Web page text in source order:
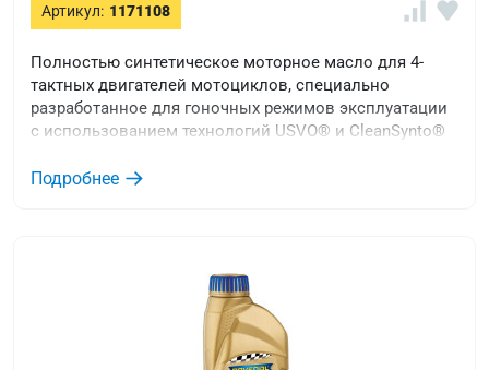
Артикул: 1171108
Полностью синтетическое моторное масло для 4-
тактных двигателей мотоциклов, специально
разработанное для гоночных режимов эксплуатации
с использованием технологий USVO® и CleanSynto®
Подробнее